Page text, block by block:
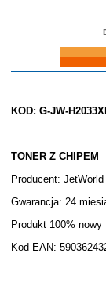
Do koszyka
KOD: G-JW-
TONER Z CHIPEM
Producent: JetWorld
Gwarancja: 24
Produkt 100% nowy
Kod EAN: